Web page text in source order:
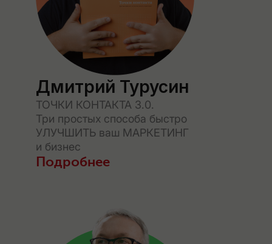
Дмитрий Турусин
ТОЧКИ КОНТАКТА 3.0.
Три простых способа быстро
УЛУЧШИТЬ ваш МАРКЕТИНГ
и бизнес
Подробнее